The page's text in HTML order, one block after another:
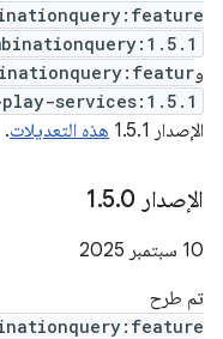
و
play-services:1.5.1
الإصدار 1.5.1
هذه التعديلات.
الإصدار 1 .5.0
‫10 سبتمبر 2025
تم طرح